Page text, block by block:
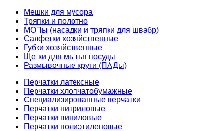
Мешки для мусора
Тряпки и полотно
МОПы (насадки и тряпки для швабр)
Салфетки хозяйственные
Губки хозяйственные
Щетки для мытья посуды
Размывочные круги (ПАДы)
Перчатки латексные
Перчатки хлопчатобумажные
Специализированные перчатки
Перчатки нитриловые
Перчатки виниловые
Перчатки полиэтиленовые